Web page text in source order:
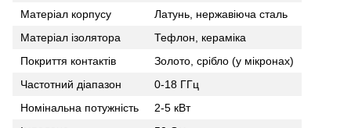
Матеріал корпусу
Латунь, нержавіюча сталь
Матеріал ізолятора
Тефлон, кераміка
Покриття контактів
Золото, срібло (у мікронах)
Частотний діапазон
0-18 ГГц
Номінальна потужність
2-5 кВт